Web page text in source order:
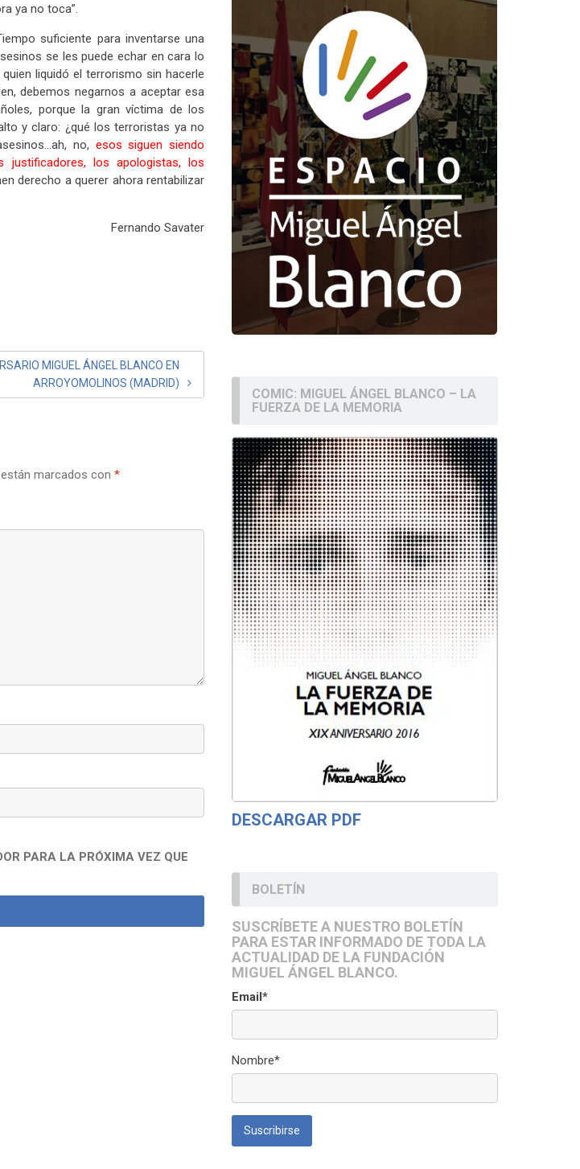
ya no toca”.
suficiente para inventarse una
se les puede echar en cara lo
liquidó el terrorismo sin hacerle
debemos negarnos a aceptar esa
porque la gran víctima de los
y claro: ¿qué los terroristas ya no
no, esos siguen siendo
los apologistas, los
derecho a querer ahora rentabilizar
Fernando Savater
MIGUEL ÁNGEL BLANCO EN
ARROYOMOLINOS (MADRID)
marcados con *
PARA LA PRÓXIMA VEZ QUE
COMIC: MIGUEL ÁNGEL BLANCO – LA
FUERZA DE LA MEMORIA
DESCARGAR PDF
BOLETÍN
SUSCRÍBETE A NUESTRO BOLETÍN
PARA ESTAR INFORMADO DE TODA LA
ACTUALIDAD DE LA FUNDACIÓN
MIGUEL ÁNGEL BLANCO.
Email*
Nombre*